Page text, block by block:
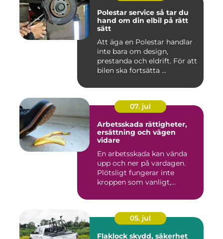
Polestar service så tar du
hand om din elbil på rätt
sätt
Att äga en Polestar handlar
inte bara om design,
prestanda och eldrift. För att
bilen ska fortsätta ...
07. jul
Arbetsskada rättigheter,
ersättning och vägen
vidare
En arbetsskada kan vända
upp och ner på vardagen.
Plötsligt fungerar inte
kroppen som vanligt,
05. jul
Flaklock skydd, säkerhet